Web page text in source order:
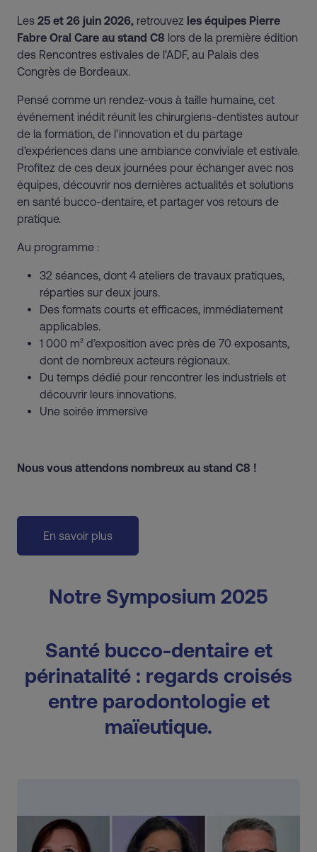
Les 25 et 26 juin 2026, retrouvez les équipes Pierre
Fabre Oral Care au stand C8 lors de la première édition
des Rencontres estivales de l'ADF, au Palais des
Congrès de Bordeaux.
Pensé comme un rendez-vous à taille humaine, cet
événement inédit réunit les chirurgiens-dentistes autour
de la formation, de l'innovation et du partage
d'expériences dans une ambiance conviviale et estivale.
Profitez de ces deux journées pour échanger avec nos
équipes, découvrir nos dernières actualités et solutions
en santé bucco-dentaire, et partager vos retours de
pratique.
Au programme :
32 séances, dont 4 ateliers de travaux pratiques,
réparties sur deux jours.
Des formats courts et efficaces, immédiatement
applicables.
1 000 m² d’exposition avec près de 70 exposants,
dont de nombreux acteurs régionaux.
Du temps dédié pour rencontrer les industriels et
découvrir leurs innovations.
Une soirée immersive
Nous vous attendons nombreux au stand C8 !
En savoir plus
Notre Symposium 2025
Santé bucco-dentaire et
périnatalité : regards croisés
entre parodontologie et
maïeutique.